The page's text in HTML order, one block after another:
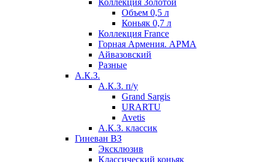
Коллекция Золотой
Объем 0,5 л
Коньяк 0,7 л
Коллекция France
Горная Армения. АРМА
Айвазовский
Разные
А.К.З.
А.К.З. п/у
Grand Sargis
URARTU
Avetis
А.К.З. классик
Гиневан ВЗ
Эксклюзив
Классический коньяк